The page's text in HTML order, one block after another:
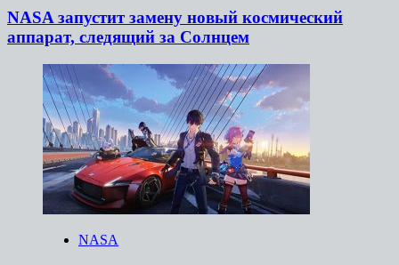
NASA запустит замену новый космический
аппарат, следящий за Солнцем
NASA